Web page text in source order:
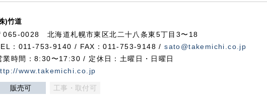
)竹道
065-0028 北海道札幌市東区北二十八条東5丁目3〜18
：011-753-9140 / FAX：011-753-9148 /sato@takemichi.co.jp
業時間：8:30〜17:30 / 定休日：土曜日・日曜日
www.takemichi.co.jp
販売可 工事・取付可